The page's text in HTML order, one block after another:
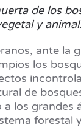
de los
y
ante la
los
de
los
forestal